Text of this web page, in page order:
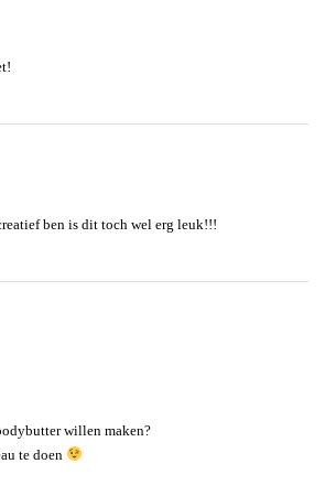
ben is dit toch wel erg leuk!!!
willen maken?
te doen